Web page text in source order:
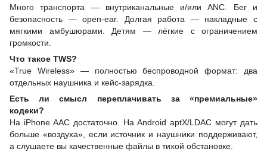
Много транспорта — внутриканальные и/или ANC. Бег и
безопасность — open-ear. Долгая работа — накладные с
мягкими амбушюрами. Детям — лёгкие с ограничением
громкости.
Что такое TWS?
«True Wireless» — полностью беспроводной формат: два
отдельных наушника и кейс-зарядка.
Есть ли смысл переплачивать за «премиальные»
кодеки?
На iPhone AAC достаточно. На Android aptX/LDAC могут дать
больше «воздуха», если источник и наушники поддерживают,
а слушаете вы качественные файлы в тихой обстановке.